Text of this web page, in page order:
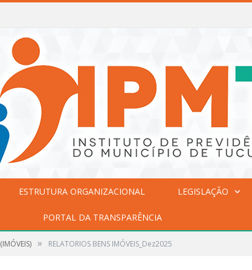
ESTRUTURA ORGANIZACIONAL LEGISLAÇÃO
PORTAL DA TRANSPARÊNCIA
» RELATORIOS BENS IMÓVEIS_Dez2025